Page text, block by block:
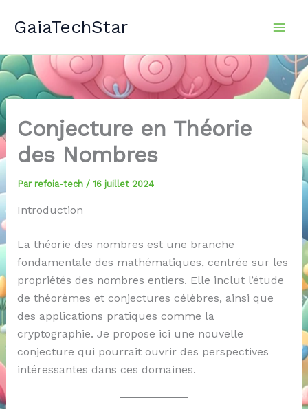
GaiaTechStar
Conjecture en Théorie
des Nombres
Par refoia-tech / 16 juillet 2024
Introduction
La théorie des nombres est une branche
fondamentale des mathématiques, centrée sur les
propriétés des nombres entiers. Elle inclut l’étude
de théorèmes et conjectures célèbres, ainsi que
des applications pratiques comme la
cryptographie. Je propose ici une nouvelle
conjecture qui pourrait ouvrir des perspectives
intéressantes dans ces domaines.